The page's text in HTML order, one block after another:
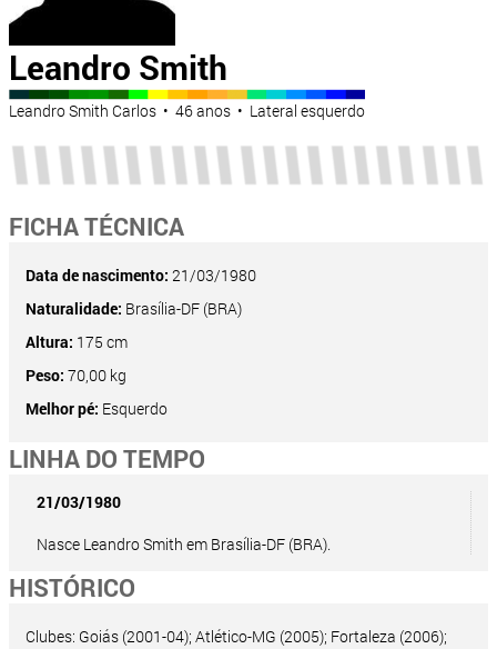
Leandro Smith
Leandro Smith Carlos • 46 anos • Lateral esquerdo
FICHA TÉCNICA
Data de nascimento: 21/03/1980
Naturalidade: Brasília-DF (BRA)
Altura: 175 cm
Peso: 70,00 kg
Melhor pé: Esquerdo
LINHA DO TEMPO
21/03/1980
Nasce Leandro Smith em Brasília-DF (BRA).
HISTÓRICO
Clubes: Goiás (2001-04); Atlético-MG (2005); Fortaleza (2006);